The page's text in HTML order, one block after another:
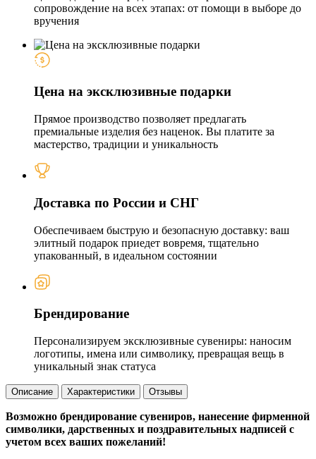
сопровождение на всех этапах: от помощи в выборе до
вручения
Цена на эксклюзивные подарки
Прямое производство позволяет предлагать
премиальные изделия без наценок. Вы платите за
мастерство, традиции и уникальность
Доставка по России и СНГ
Обеспечиваем быструю и безопасную доставку: ваш
элитный подарок приедет вовремя, тщательно
упакованный, в идеальном состоянии
Брендирование
Персонализируем эксклюзивные сувениры: наносим
логотипы, имена или символику, превращая вещь в
уникальный знак статуса
Описание Характеристики Отзывы
Возможно брендирование сувениров, нанесение фирменной
символики, дарственных и поздравительных надписей с
учетом всех ваших пожеланий!